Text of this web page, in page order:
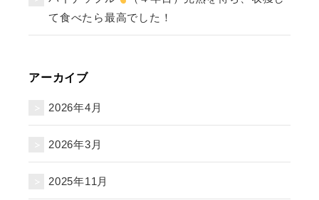
て食べたら最高でした！
アーカイブ
2026年4月
2026年3月
2025年11月